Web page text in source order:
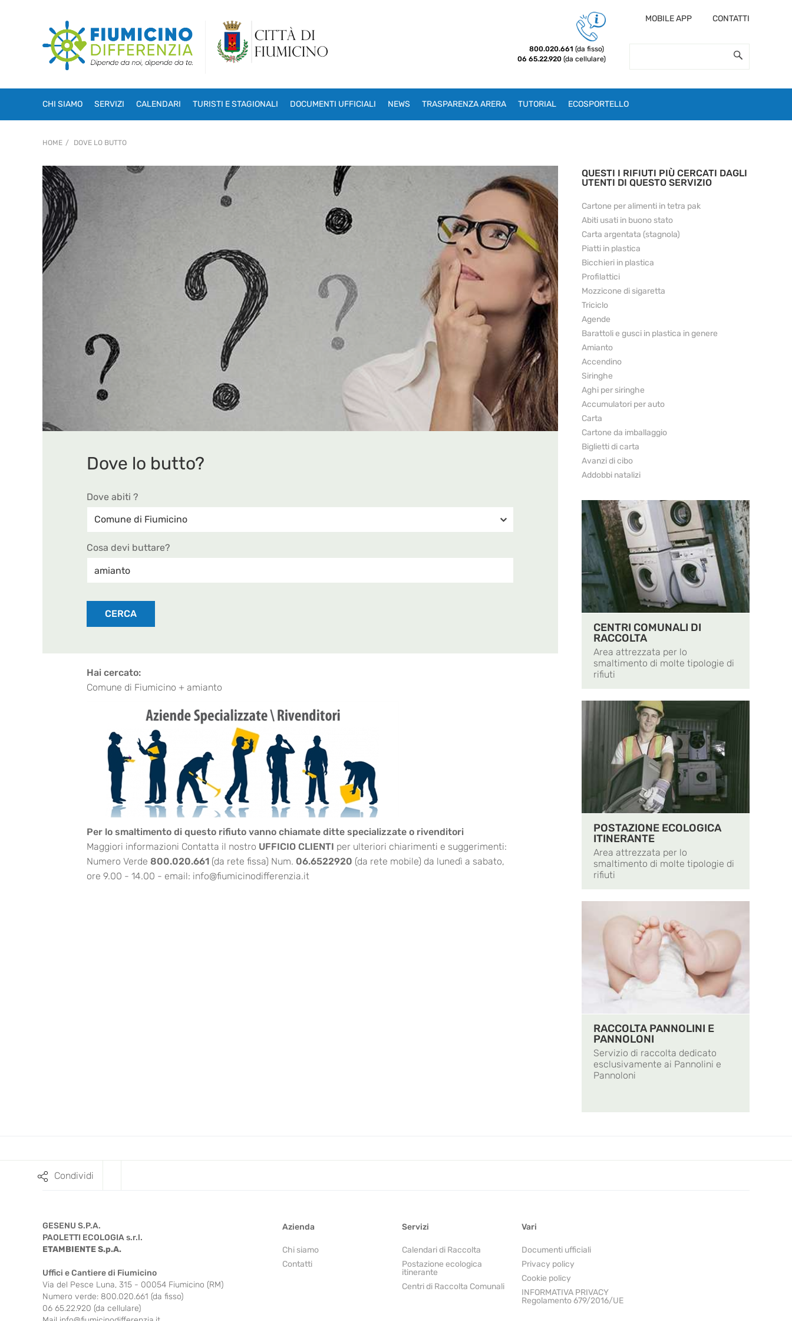
MOBILE APP CONTATTI
800.020.661 (da fisso)
06 65.22.920 (da cellulare)
CHI SIAMO SERVIZI CALENDARI TURISTI E STAGIONALI DOCUMENTI UFFICIALI NEWS TRASPARENZA ARERA TUTORIAL ECOSPORTELLO
HOME DOVE LO BUTTO
Dove lo butto?
Dove abiti ?
Cosa devi buttare?
CERCA
Hai cercato:
Comune di Fiumicino + amianto
Per lo smaltimento di questo rifiuto vanno chiamate ditte specializzate o rivenditori
Maggiori informazioni Contatta il nostro UFFICIO CLIENTI per ulteriori chiarimenti e suggerimenti:
Numero Verde 800.020.661(da rete fissa) Num. 06.6522920 (da rete mobile) da lunedì a sabato,
ore 9.00 - 14.00 - email: info@fiumicinodifferenzia.it
QUESTI I RIFIUTI PIÙ CERCATI DAGLI
UTENTI DI QUESTO SERVIZIO
Cartone per alimenti in tetra pak
Abiti usati in buono stato
Carta argentata (stagnola)
Piatti in plastica
Bicchieri in plastica
Profilattici
Mozzicone di sigaretta
Triciclo
Agende
Barattoli e gusci in plastica in genere
Amianto
Accendino
Siringhe
Aghi per siringhe
Accumulatori per auto
Carta
Cartone da imballaggio
Biglietti di carta
Avanzi di cibo
Addobbi natalizi
CENTRI COMUNALI DI
RACCOLTA
Area attrezzata per lo
smaltimento di molte tipologie di
rifiuti
POSTAZIONE ECOLOGICA
ITINERANTE
Area attrezzata per lo
smaltimento di molte tipologie di
rifiuti
RACCOLTA PANNOLINI E
PANNOLONI
Servizio di raccolta dedicato
esclusivamente ai Pannolini e
Pannoloni
Condividi
GESENU S.P.A.
PAOLETTI ECOLOGIA s.r.l.
ETAMBIENTE S.p.A.
Uffici e Cantiere di Fiumicino
Via del Pesce Luna, 315 - 00054 Fiumicino (RM)
Numero verde: 800.020.661 (da fisso)
06 65.22.920 (da cellulare)
Azienda
Chi siamo
Contatti
Servizi
Calendari di Raccolta
Postazione ecologica
itinerante
Centri di Raccolta Comunali
Vari
Documenti ufficiali
Privacy policy
Cookie policy
INFORMATIVA PRIVACY
Regolamento 679/2016/UE